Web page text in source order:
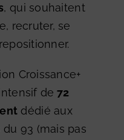
, qui souhaitent
recruter, se
Croissance+
de 72
dédié aux
93 (mais pas